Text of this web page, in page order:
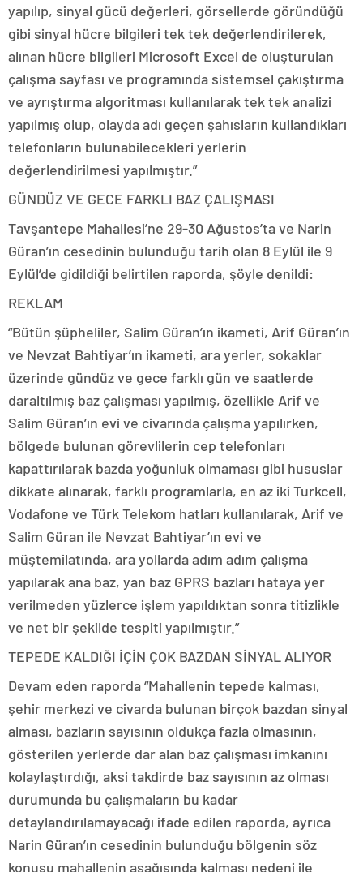
yapılıp, sinyal gücü değerleri, görsellerde göründüğü
gibi sinyal hücre bilgileri tek tek değerlendirilerek,
alınan hücre bilgileri Microsoft Excel de oluşturulan
çalışma sayfası ve programında sistemsel çakıştırma
ve ayrıştırma algoritması kullanılarak tek tek analizi
yapılmış olup, olayda adı geçen şahısların kullandıkları
telefonların bulunabilecekleri yerlerin
değerlendirilmesi yapılmıştır.”
GÜNDÜZ VE GECE FARKLI BAZ ÇALIŞMASI
Tavşantepe Mahallesi’ne 29-30 Ağustos’ta ve Narin
Güran’ın cesedinin bulunduğu tarih olan 8 Eylül ile 9
Eylül’de gidildiği belirtilen raporda, şöyle denildi:
REKLAM
“Bütün şüpheliler, Salim Güran’ın ikameti, Arif Güran’ın
ve Nevzat Bahtiyar’ın ikameti, ara yerler, sokaklar
üzerinde gündüz ve gece farklı gün ve saatlerde
daraltılmış baz çalışması yapılmış, özellikle Arif ve
Salim Güran’ın evi ve civarında çalışma yapılırken,
bölgede bulunan görevlilerin cep telefonları
kapattırılarak bazda yoğunluk olmaması gibi hususlar
dikkate alınarak, farklı programlarla, en az iki Turkcell,
Vodafone ve Türk Telekom hatları kullanılarak, Arif ve
Salim Güran ile Nevzat Bahtiyar’ın evi ve
müştemilatında, ara yollarda adım adım çalışma
yapılarak ana baz, yan baz GPRS bazları hataya yer
verilmeden yüzlerce işlem yapıldıktan sonra titizlikle
ve net bir şekilde tespiti yapılmıştır.”
TEPEDE KALDIĞI İÇİN ÇOK BAZDAN SİNYAL ALIYOR
Devam eden raporda “Mahallenin tepede kalması,
şehir merkezi ve civarda bulunan birçok bazdan sinyal
alması, bazların sayısının oldukça fazla olmasının,
gösterilen yerlerde dar alan baz çalışması imkanını
kolaylaştırdığı, aksi takdirde baz sayısının az olması
durumunda bu çalışmaların bu kadar
detaylandırılamayacağı ifade edilen raporda, ayrıca
Narin Güran’ın cesedinin bulunduğu bölgenin söz
konusu mahallenin aşağısında kalması nedeni ile